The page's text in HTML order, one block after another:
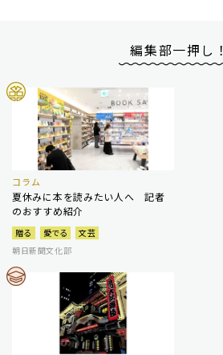
編集部一押し！
コラム
夏休みに本を読みたい人へ 記者
のおすすめ紹介
贈る 愛でる
文芸
朝日新聞文化部